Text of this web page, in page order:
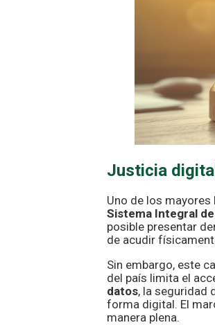
Justicia
Uno de los
Sistema Integral
posible presentar
de acudir
Sin embargo, este
del país limita el
datos, la seguridad
forma digital. El
manera plena.